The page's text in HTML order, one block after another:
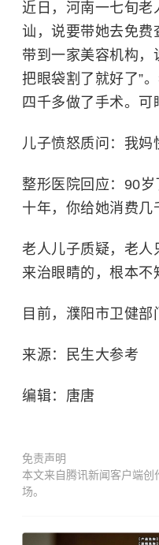
近日，河南一七旬
讪，说要带她去免费
带到一家美容机构，
把眼袋割了就好了”
四千多做了手术。可
儿子愤怒质问：我妈
整形医院回应：90
十年，你给她消费几
老人儿子质疑，老人
来治眼睛的，根本不
目前，濮阳市卫健部
来源：民生大参考
编辑：唐唐
免责声明
本文来自腾讯新闻客户端
场。